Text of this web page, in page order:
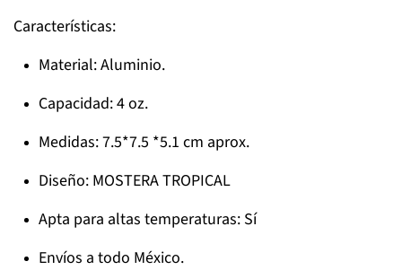
Características:
Material: Aluminio.
Capacidad: 4 oz.
Medidas: 7.5*7.5 *5.1 cm aprox.
Diseño: MOSTERA TROPICAL
Apta para altas temperaturas: Sí
Envíos a todo México.